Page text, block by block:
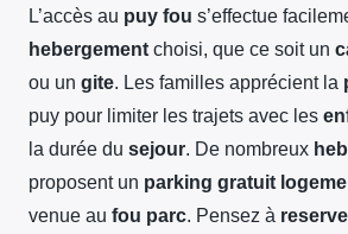
L’accès au puy fou s’effectue
hebergement choisi, que ce soit un
ou un gite. Les familles apprécient la
puy pour limiter les trajets avec les
la durée du sejour. De nombreux
proposent un parking gratuit
venue au fou parc. Pensez à